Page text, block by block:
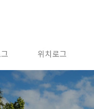
위치로그